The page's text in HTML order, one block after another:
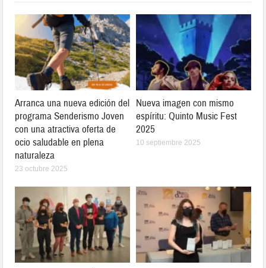
Arranca una nueva edición del
programa Senderismo Joven
con una atractiva oferta de
ocio saludable en plena
naturaleza
23 octubre 2025
Nueva imagen con mismo
espíritu: Quinto Music Fest
2025
10 septiembre 2025